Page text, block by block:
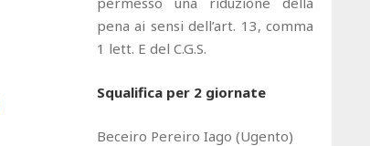
pena ai sensi dell’art. 13, comma
1 lett. E del C.G.S.
Squalifica per 2 giornate
Beceiro Pereiro Iago (Ugento)